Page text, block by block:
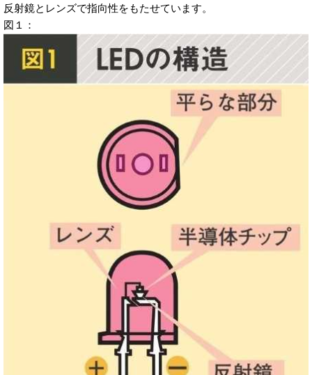
反射鏡とレンズで指向性をもたせています。
図１：